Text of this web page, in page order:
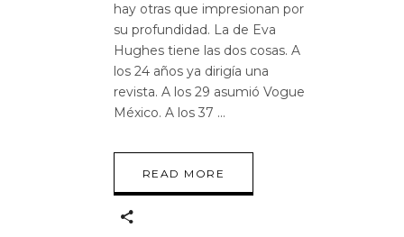
hay otras que impresionan por
su profundidad. La de Eva
Hughes tiene las dos cosas. A
los 24 años ya dirigía una
revista. A los 29 asumió Vogue
México. A los 37
READ MORE